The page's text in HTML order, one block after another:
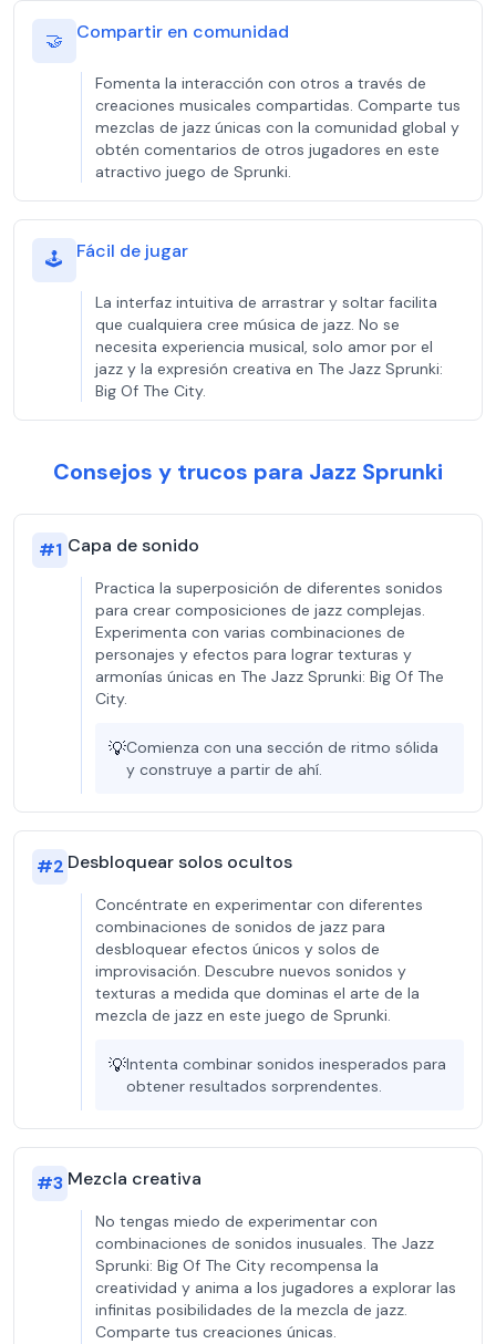
🤝 Compartir en comunidad
Fomenta la interacción con otros a través de
creaciones musicales compartidas. Comparte tus
mezclas de jazz únicas con la comunidad global y
obtén comentarios de otros jugadores en este
atractivo juego de Sprunki.
🕹️ Fácil de jugar
La interfaz intuitiva de arrastrar y soltar facilita
que cualquiera cree música de jazz. No se
necesita experiencia musical, solo amor por el
jazz y la expresión creativa en The Jazz Sprunki:
Big Of The City.
Consejos y trucos para Jazz Sprunki
#1 Capa de sonido
Practica la superposición de diferentes sonidos
para crear composiciones de jazz complejas.
Experimenta con varias combinaciones de
personajes y efectos para lograr texturas y
armonías únicas en The Jazz Sprunki: Big Of The
City.
💡Comienza con una sección de ritmo sólida
y construye a partir de ahí.
#2 Desbloquear solos ocultos
Concéntrate en experimentar con diferentes
combinaciones de sonidos de jazz para
desbloquear efectos únicos y solos de
improvisación. Descubre nuevos sonidos y
texturas a medida que dominas el arte de la
mezcla de jazz en este juego de Sprunki.
💡Intenta combinar sonidos inesperados para
obtener resultados sorprendentes.
#3 Mezcla creativa
No tengas miedo de experimentar con
combinaciones de sonidos inusuales. The Jazz
Sprunki: Big Of The City recompensa la
creatividad y anima a los jugadores a explorar las
infinitas posibilidades de la mezcla de jazz.
Comparte tus creaciones únicas.